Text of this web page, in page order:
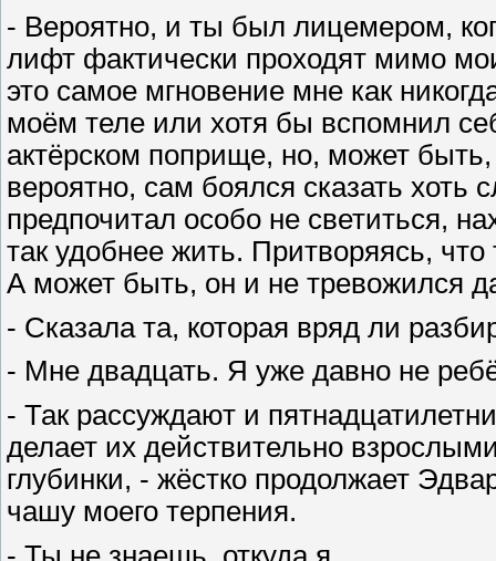
- Вероятно, и ты был лицемером,
лифт фактически проходят мимо
это самое мгновение мне как
моём теле или хотя бы вспомнил
актёрском поприще, но, может
вероятно, сам боялся сказать
предпочитал особо не светиться,
так удобнее жить. Притворяясь,
А может быть, он и не тревожился
- Сказала та, которая вряд ли
- Мне двадцать. Я уже давно не
- Так рассуждают и
делает их действительно
глубинки, - жёстко продолжает
чашу моего терпения.